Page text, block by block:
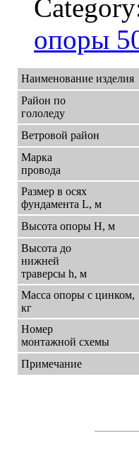
опоры
Наименование изделия
Район по
гололеду
Ветровой район
Марка
провода
Размер в осях
фундамента L, м
Высота опоры Н, м
Высота до
нижней
траверсы h, м
Масса опоры с цинком,
кг
Номер
монтажной схемы
Примечание